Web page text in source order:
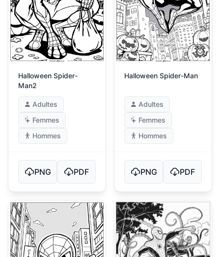
Halloween Spider-
Man2
Adultes
Femmes
Hommes
PNG PDF
Halloween Spider-Man
Adultes
Femmes
Hommes
PNG PDF